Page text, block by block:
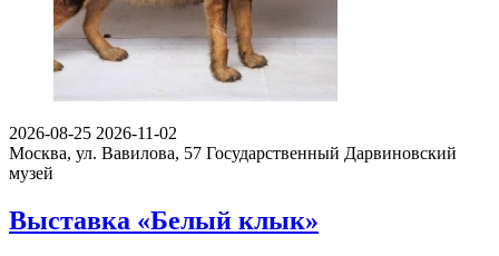
2026-08-25 2026-11-02
Москва, ул. Вавилова, 57 Государственный Дарвиновский
музей
Выставка «Белый клык»